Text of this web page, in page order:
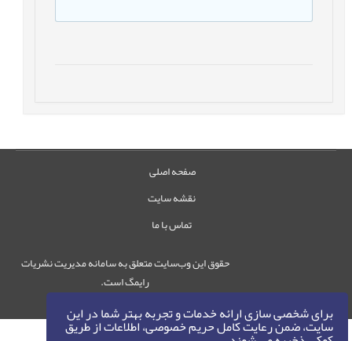
برای شخصی سازی ارائه خدمات و تجربه بهتر شما در این
سایت، ضمن رعایت کامل حریم خصوصی، اطلاعات از طریق
صفحه اصلی
نقشه سایت
تماس با ما
حقوق این وب‌سایت متعلق به سامانه مدیریت نشریات
رایمگ است.